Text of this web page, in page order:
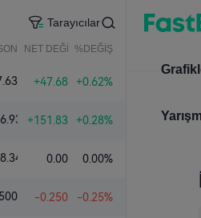
Tarayıcılar
NET DEĞİŞ.%DEĞİŞ.
+47.68 +0.62%
Average
+151.83 +0.28%
0.00 0.00%
-0.250 -0.25%
Ara